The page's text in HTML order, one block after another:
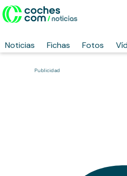
Noticias Fichas Fotos
Publicidad